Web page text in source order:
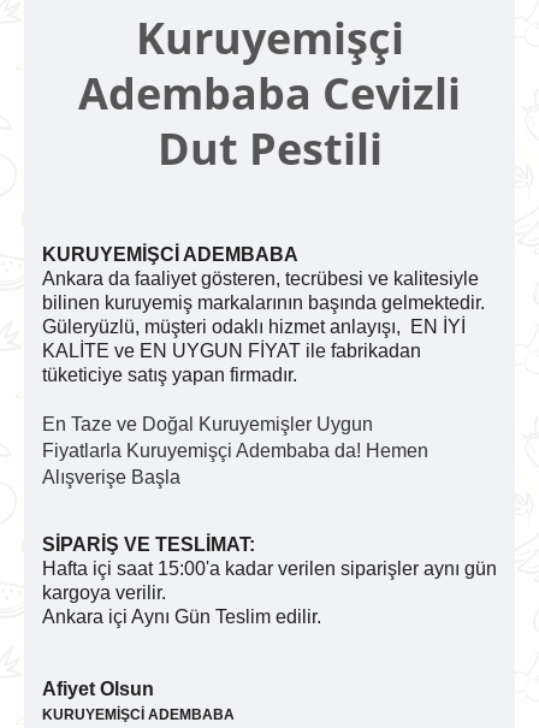
Kuruyemişçi
Adembaba Cevizli
Dut Pestili
KURUYEMİŞCİ ADEMBABA
Ankara da faaliyet gösteren, tecrübesi ve kalitesiyle
bilinen kuruyemiş markalarının başında gelmektedir.
Güleryüzlü, müşteri odaklı hizmet anlayışı, EN İYİ
KALİTE ve EN UYGUN FİYAT ile fabrikadan
tüketiciye satış yapan firmadır.
En Taze ve Doğal Kuruyemişler Uygun
Fiyatlarla Kuruyemişçi Adembaba da! Hemen
Alışverişe Başla
SİPARİŞ VE TESLİMAT:
Hafta içi saat 15:00'a kadar verilen siparişler aynı gün
kargoya verilir.
Ankara içi Aynı Gün Teslim edilir.
Afiyet Olsun
KURUYEMİŞCİ ADEMBABA